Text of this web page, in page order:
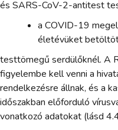
és SARS-CoV-2-antitest
a COVID-19
életévüket
testtömegű serdülőknél. A
figyelembe kell venni a
rendelkezésre állnak, és a
időszakban előforduló
vonatkozó adatokat (lásd